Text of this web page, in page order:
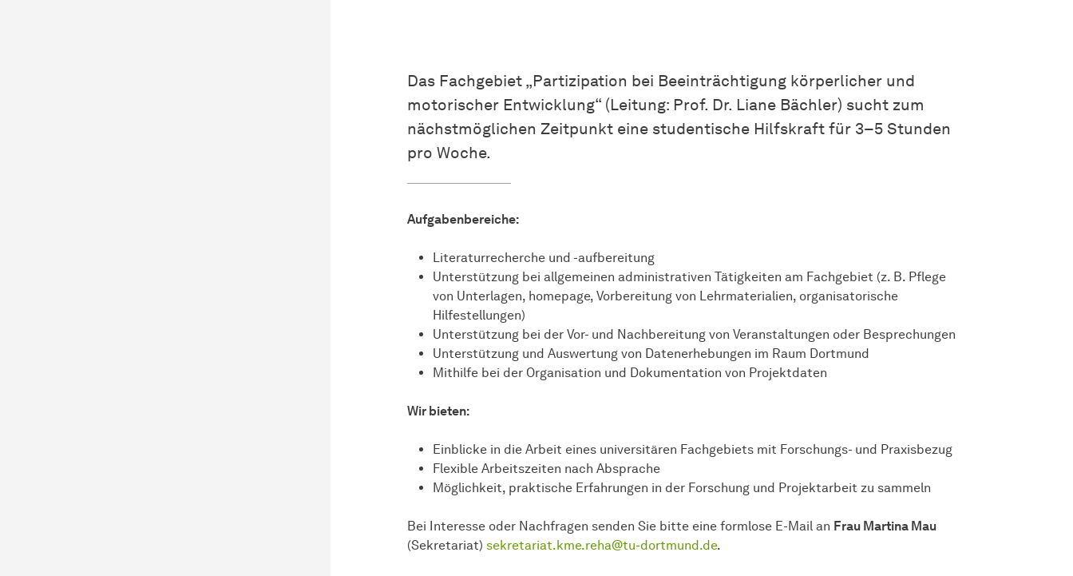
Das Fachgebiet „Partizipation bei Beeinträchtigung körperlicher und
motorischer Entwicklung“ (Leitung: Prof. Dr. Liane Bächler) sucht zum
nächstmöglichen Zeitpunkt eine studentische Hilfskraft für 3–5 Stunden
pro Woche.
Aufgabenbereiche:
Literaturrecherche und -aufbereitung
Unterstützung bei allgemeinen administrativen Tätigkeiten am Fachgebiet (z. B. Pflege
von Unterlagen, homepage, Vorbereitung von Lehrmaterialien, organisatorische
Hilfestellungen)
Unterstützung bei der Vor- und Nachbereitung von Veranstaltungen oder Besprechungen
Unterstützung und Auswertung von Datenerhebungen im Raum Dortmund
Mithilfe bei der Organisation und Dokumentation von Projektdaten
Wir bieten:
Einblicke in die Arbeit eines universitären Fachgebiets mit Forschungs- und Praxisbezug
Flexible Arbeitszeiten nach Absprache
Möglichkeit, praktische Erfahrungen in der Forschung und Projektarbeit zu sammeln
Bei Interesse oder Nachfragen senden Sie bitte eine formlose E-Mail an Frau Martina Mau
(Sekretariat) sekretariat.kme.reha@tu-dortmund.de.